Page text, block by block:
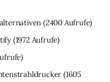
(2400 Aufrufe)
(1972 Aufrufe)
(1605